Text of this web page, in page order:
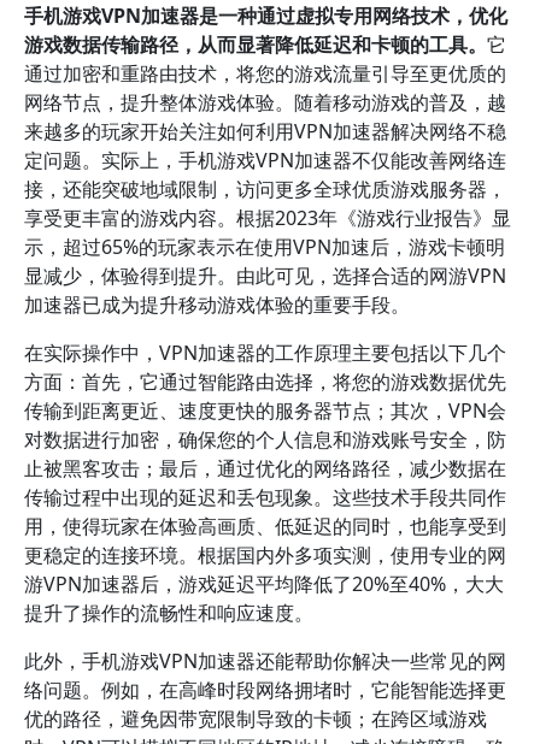
手机游戏VPN加速器是一种通过虚拟专用网络技术，优化
游戏数据传输路径，从而显著降低延迟和卡顿的工具。 它
通过加密和重路由技术，将您的游戏流量引导至更优质的
网络节点，提升整体游戏体验。随着移动游戏的普及，越
来越多的玩家开始关注如何利用VPN加速器解决网络不稳
定问题。实际上，手机游戏VPN加速器不仅能改善网络连
接，还能突破地域限制，访问更多全球优质游戏服务器，
享受更丰富的游戏内容。根据2023年《游戏行业报告》显
示，超过65%的玩家表示在使用VPN加速后，游戏卡顿明
显减少，体验得到提升。由此可见，选择合适的网游VPN
加速器已成为提升移动游戏体验的重要手段。
在实际操作中，VPN加速器的工作原理主要包括以下几个
方面：首先，它通过智能路由选择，将您的游戏数据优先
传输到距离更近、速度更快的服务器节点；其次，VPN会
对数据进行加密，确保您的个人信息和游戏账号安全，防
止被黑客攻击；最后，通过优化的网络路径，减少数据在
传输过程中出现的延迟和丢包现象。这些技术手段共同作
用，使得玩家在体验高画质、低延迟的同时，也能享受到
更稳定的连接环境。根据国内外多项实测，使用专业的网
游VPN加速器后，游戏延迟平均降低了20%至40%，大大
提升了操作的流畅性和响应速度。
此外，手机游戏VPN加速器还能帮助你解决一些常见的网
络问题。例如，在高峰时段网络拥堵时，它能智能选择更
优的路径，避免因带宽限制导致的卡顿；在跨区域游戏